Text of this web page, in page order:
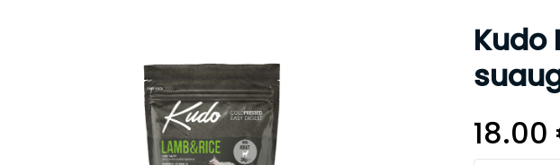
Kudo
18.00